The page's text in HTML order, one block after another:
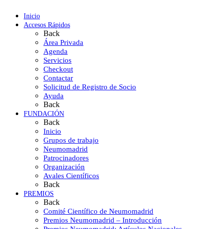
Inicio
Accesos Rápidos
Back
Área Privada
Agenda
Servicios
Checkout
Contactar
Solicitud de Registro de Socio
Ayuda
Back
FUNDACIÓN
Back
Inicio
Grupos de trabajo
Neumomadrid
Patrocinadores
Organización
Avales Científicos
Back
PREMIOS
Back
Comité Científico de Neumomadrid
Premios Neumomadrid – Introducción